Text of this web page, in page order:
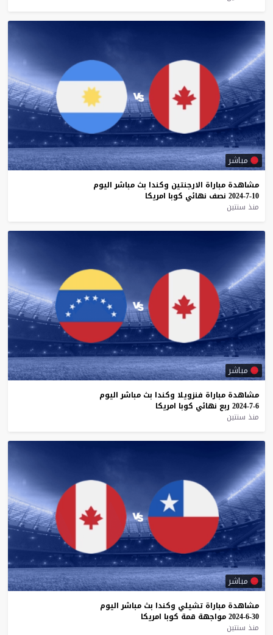
مباشر
مشاهدة مباراة الارجنتين وكندا بث مباشر اليوم
10-7-2024
نصف نهائي كوبا امريكا
منذ سنتين
مباشر
مشاهدة مباراة فنزويلا وكندا بث مباشر اليوم
6-7-2024
ربع نهائي كوبا امريكا
منذ سنتين
مباشر
مشاهدة مباراة تشيلي وكندا بث مباشر اليوم
30-6-2024
مواجهة قمة كوبا امريكا
منذ سنتين